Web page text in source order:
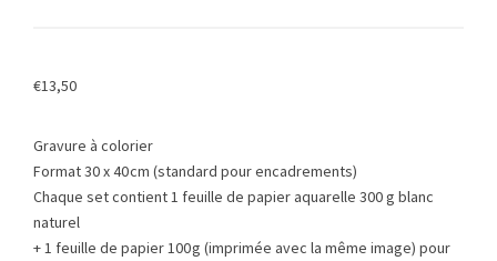
€13,50
Gravure à colorier
Format 30 x 40 cm (standard pour encadrements)
Chaque set contient 1 feuille de papier aquarelle 300 g blanc
naturel
+ 1 feuille de papier 100 g (imprimée avec la même image) pour